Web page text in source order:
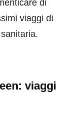
di
viaggi di
viaggi